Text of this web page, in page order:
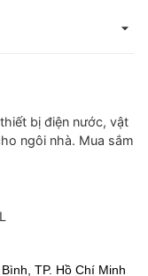
bị điện nước, vật
ngôi nhà. Mua sắm
TP. Hồ Chí Minh